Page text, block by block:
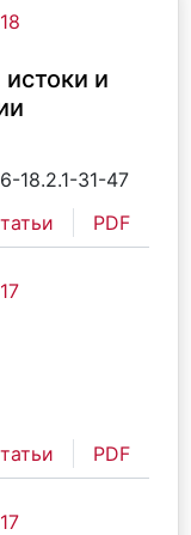
и
18.2.1-31-47
PDF
PDF